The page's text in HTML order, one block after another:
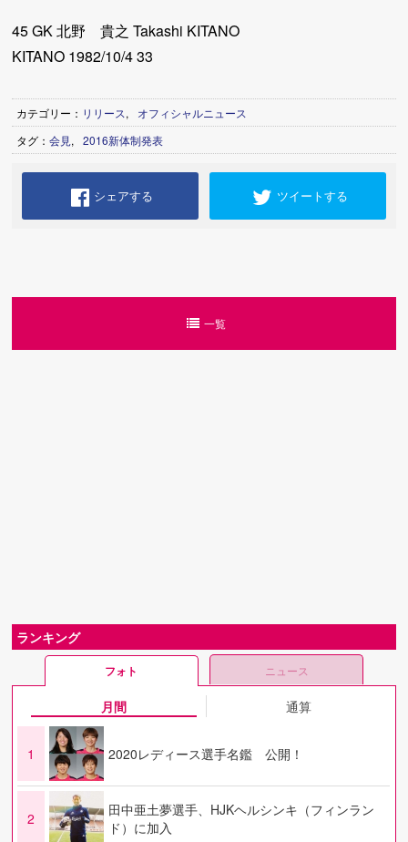
45 GK 北野 貴之 Takashi KITANO
KITANO 1982/10/4 33
カテゴリー： リリース,
オフィシャルニュース
タグ：会見 , 2016新体制発表
シェアする ツイートする
一覧
ランキング
フォト ニュース
月間 通算
1 2020レディース選手名鑑 公開！
2
田中亜土夢選手、HJKヘルシンキ（フィンラン
ド）に加入